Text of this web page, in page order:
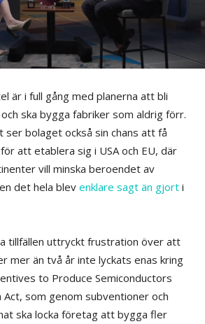
är i full gång med planerna att bli
ska bygga fabriker som aldrig förr.
bolaget också sin chans att få
att etablera sig i USA och EU, där
vill minska beroendet av
det hela blev enklare sagt än gjort i
tillfällen uttryckt frustration över att
mer än två år inte lyckats enas kring
to Produce Semiconductors
Act, som genom subventioner och
ska locka företag att bygga fler